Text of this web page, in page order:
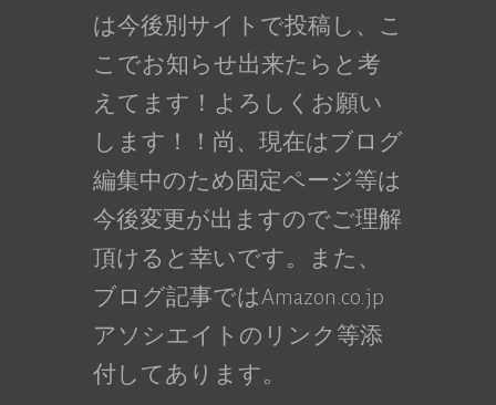
は今後別サイトで投稿し、こ
こでお知らせ出来たらと考
えてます！よろしくお願い
します！！尚、現在はブログ
編集中のため固定ページ等は
今後変更が出ますのでご理解
頂けると幸いです。また、
ブログ記事ではAmazon.co.jp
アソシエイトのリンク等添
付してあります。